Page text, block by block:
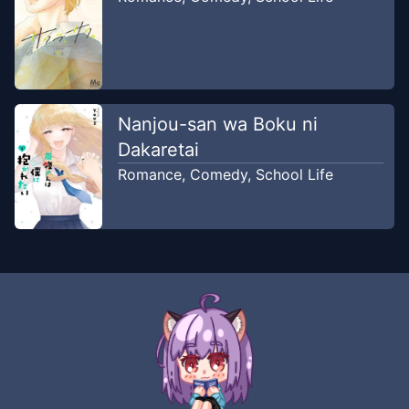
Nanjou-san wa Boku ni
Dakaretai
Romance, Comedy, School Life